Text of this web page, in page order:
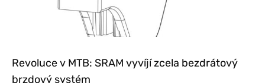
Revoluce v MTB: SRAM vyvíjí zcela bezdrátový
brzdový systém